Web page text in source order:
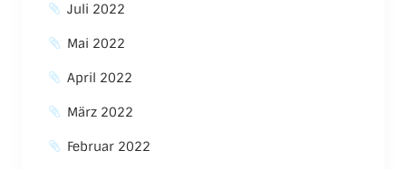
Juli 2022
Mai 2022
April 2022
März 2022
Februar 2022